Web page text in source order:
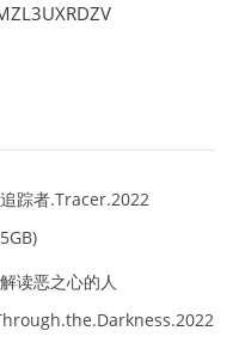
追踪者.Tracer.2022
解读恶之心的人